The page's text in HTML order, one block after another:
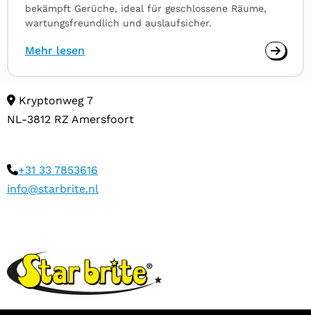
bekämpft Gerüche, ideal für geschlossene Räume,
wartungsfreundlich und auslaufsicher.
Mehr lesen
Kryptonweg 7
NL-3812 RZ Amersfoort
+31 33 7853616
info@starbrite.nl